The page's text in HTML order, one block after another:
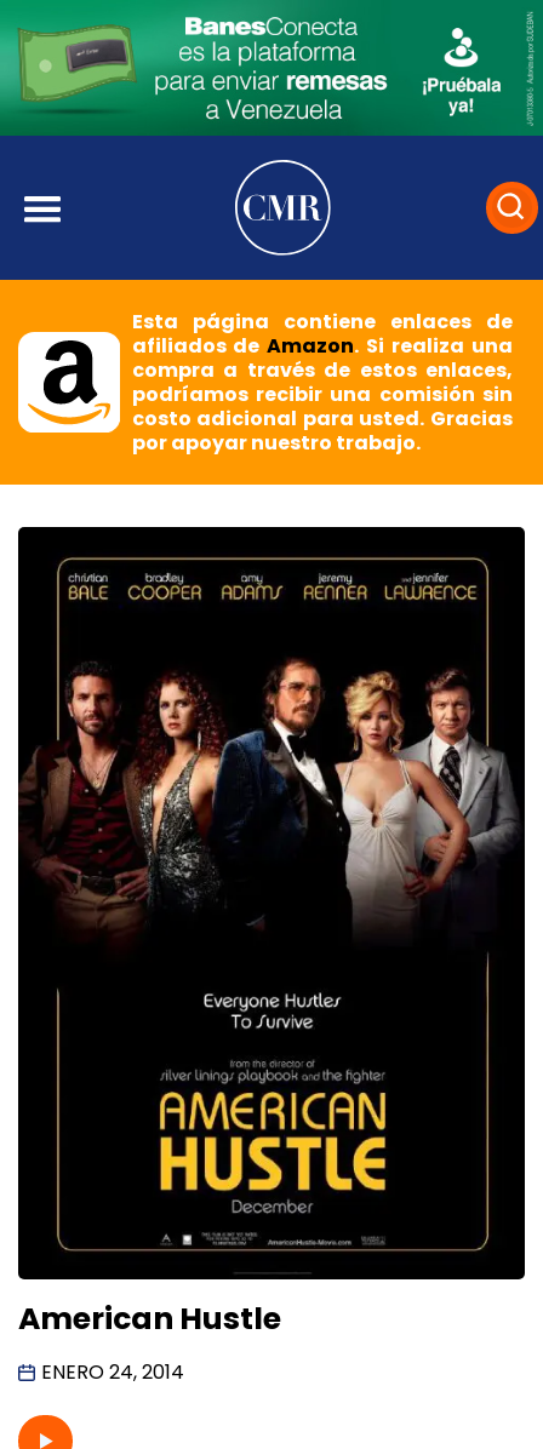
Esta página contiene enlaces de
afiliados deAmazon. Si realiza una
compra a través de estos enlaces,
podríamos recibir una comisión sin
costo adicional para usted. Gracias
por apoyar nuestro trabajo.
American Hustle
ENERO 24, 2014